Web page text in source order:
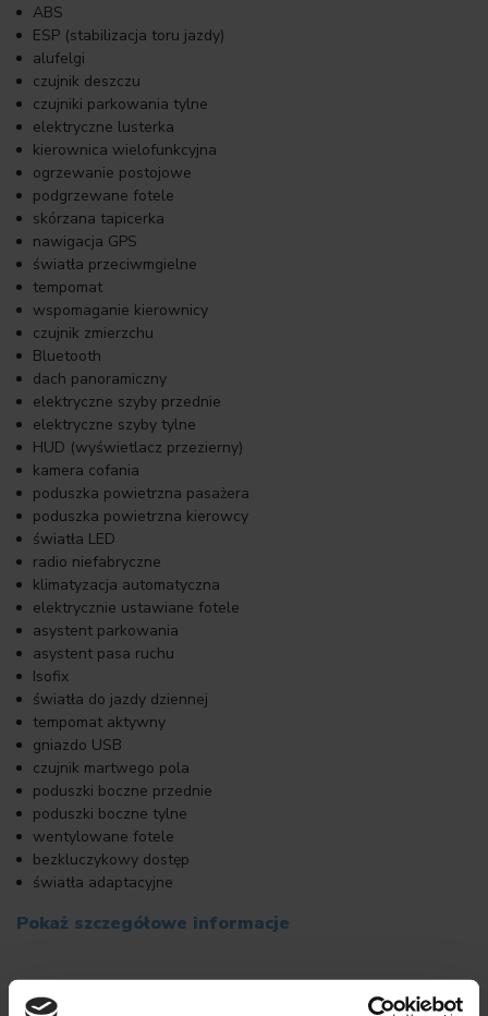
ABS
ESP (stabilizacja toru jazdy)
alufelgi
czujnik deszczu
czujniki parkowania tylne
elektryczne lusterka
kierownica wielofunkcyjna
ogrzewanie postojowe
podgrzewane fotele
skórzana tapicerka
nawigacja GPS
światła przeciwmgielne
tempomat
wspomaganie kierownicy
czujnik zmierzchu
Bluetooth
dach panoramiczny
elektryczne szyby przednie
elektryczne szyby tylne
HUD (wyświetlacz przezierny)
kamera cofania
poduszka powietrzna pasażera
poduszka powietrzna kierowcy
światła LED
radio niefabryczne
klimatyzacja automatyczna
elektrycznie ustawiane fotele
asystent parkowania
asystent pasa ruchu
Isofix
światła do jazdy dziennej
tempomat aktywny
gniazdo USB
czujnik martwego pola
poduszki boczne przednie
poduszki boczne tylne
wentylowane fotele
bezkluczykowy dostęp
światła adaptacyjne
Pokaż szczegółowe informacje
Opis